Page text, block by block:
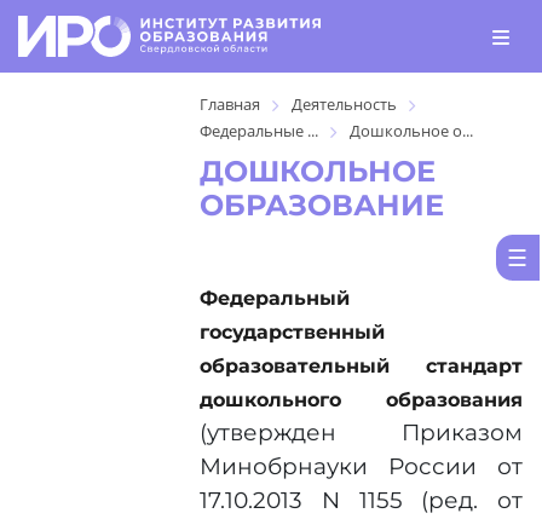
Главная
Деятельность
Федеральные ...
Дошкольное о...
ДОШКОЛЬНОЕ
ОБРАЗОВАНИЕ
Федеральный
государственный
образовательный стандарт
дошкольного образования
(утвержден Приказом
Минобрнауки России от
17.10.2013 N 1155 (ред. от